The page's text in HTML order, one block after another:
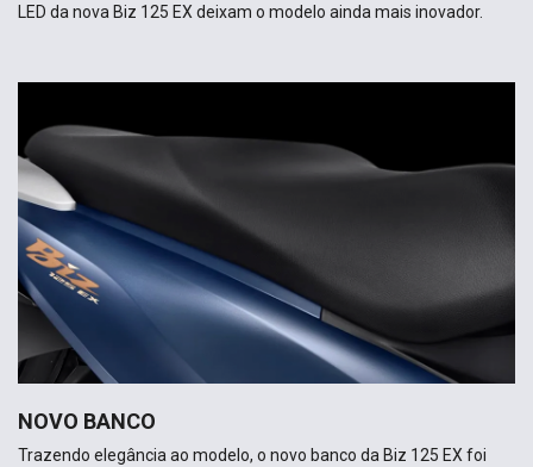
LED da nova Biz 125 EX deixam o modelo ainda mais inovador.
NOVO BANCO
Trazendo elegância ao modelo, o novo banco da Biz 125 EX foi